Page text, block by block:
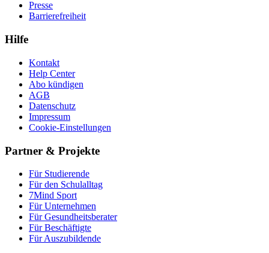
Presse
Barrierefreiheit
Hilfe
Kontakt
Help Center
Abo kündigen
AGB
Datenschutz
Impressum
Cookie-Einstellungen
Partner & Projekte
Für Stu­die­rende
Für den Schulalltag
7Mind Sport
Für Unter­neh­men
Für Gesund­heits­be­ra­ter
Für Beschäftigte
Für Auszubildende